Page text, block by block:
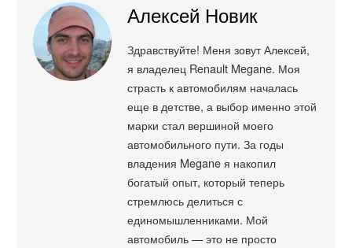
Алексей Новик
Здравствуйте! Меня зовут Алексей,
я владелец Renault Megane. Моя
страсть к автомобилям началась
еще в детстве, а выбор именно этой
марки стал вершиной моего
автомобильного пути. За годы
владения Megane я накопил
богатый опыт, который теперь
стремлюсь делиться с
единомышленниками. Мой
автомобиль — это не просто